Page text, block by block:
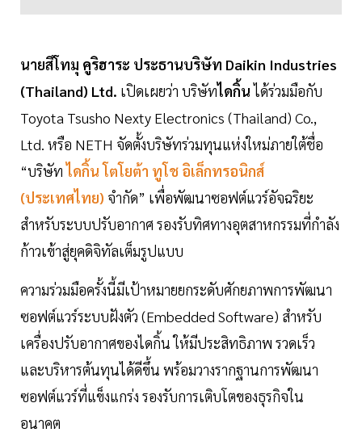
นายสึโทมุ คูริฮาระ ประธานบริษัท Daikin Industries
(Thailand) Ltd. เปิดเผยว่า บริษัทไดกิ้นได้ร่วมมือกับ
Toyota Tsusho Nexty Electronics (Thailand) Co.,
Ltd. หรือ NETH จัดตั้งบริษัทร่วมทุนแห่งใหม่ภายใต้ชื่อ
“บริษัทไดกิ้น โตโยต้า ทูโช อิเล็กทรอนิกส์
(ประเทศไทย) จำกัด” เพื่อพัฒนาซอฟต์แวร์อัจฉริยะ
สำหรับระบบปรับอากาศ รองรับทิศทางอุตสาหกรรมที่กำลัง
ก้าวเข้าสู่ยุคดิจิทัลเต็มรูปแบบ
ความร่วมมือครั้งนี้มีเป้าหมายยกระดับศักยภาพการพัฒนา
ซอฟต์แวร์ระบบฝังตัว (Embedded Software) สำหรับ
เครื่องปรับอากาศของไดกิ้น ให้มีประสิทธิภาพ รวดเร็ว
และบริหารต้นทุนได้ดีขึ้น พร้อมวางรากฐานการพัฒนา
ซอฟต์แวร์ที่แข็งแกร่ง รองรับการเติบโตของธุรกิจใน
อนาคต